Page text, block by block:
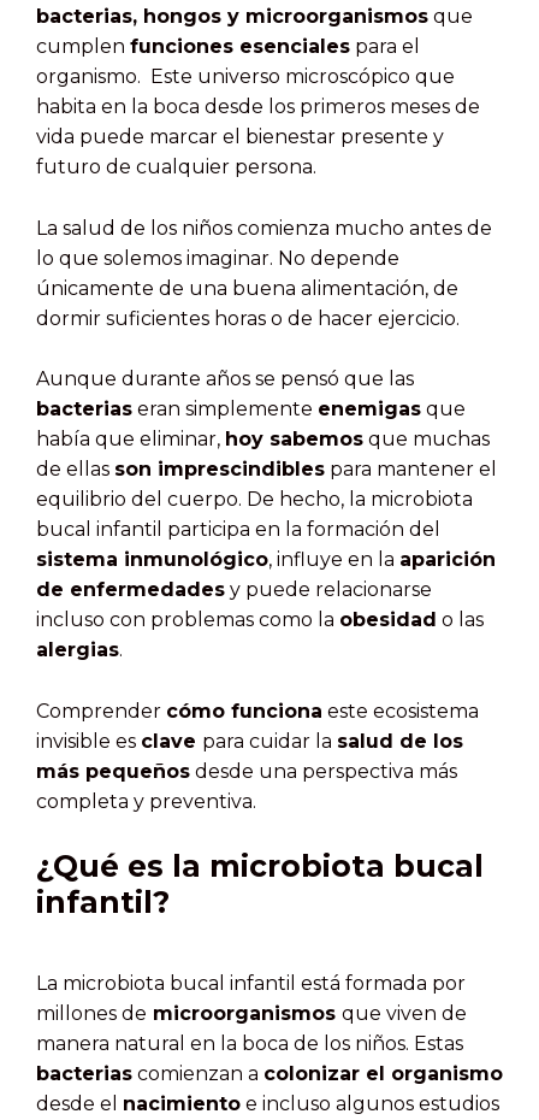
bacterias, hongos y microorganismos que
cumplen funciones esenciales para el
organismo. Este universo microscópico que
habita en la boca desde los primeros meses de
vida puede marcar el bienestar presente y
futuro de cualquier persona.
La salud de los niños comienza mucho antes de
lo que solemos imaginar. No depende
únicamente de una buena alimentación, de
dormir suficientes horas o de hacer ejercicio.
Aunque durante años se pensó que las
bacterias eran simplemente enemigas que
había que eliminar, hoy sabemos que muchas
de ellas son imprescindibles para mantener el
equilibrio del cuerpo. De hecho, la microbiota
bucal infantil participa en la formación del
sistema inmunológico, influye en la aparición
de enfermedades y puede relacionarse
incluso con problemas como la obesidad o las
alergias.
Comprender cómo funciona este ecosistema
invisible es clave para cuidar la salud de los
más pequeños desde una perspectiva más
completa y preventiva.
¿Qué es la microbiota bucal
infantil?
La microbiota bucal infantil está formada por
millones de microorganismos que viven de
manera natural en la boca de los niños. Estas
bacterias comienzan a colonizar el organismo
desde el nacimiento e incluso algunos estudios